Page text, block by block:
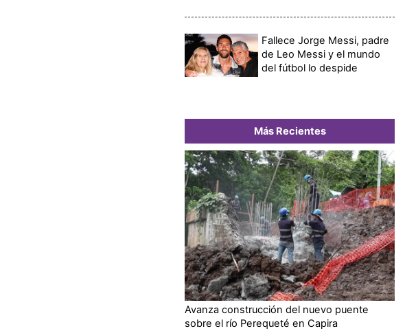
Fallece Jorge Messi, padre
de Leo Messi y el mundo
del fútbol lo despide
Más Recientes
Avanza construcción del nuevo puente
sobre el río Perequeté en Capira